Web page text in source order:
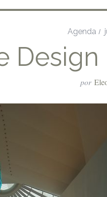
Agenda
por